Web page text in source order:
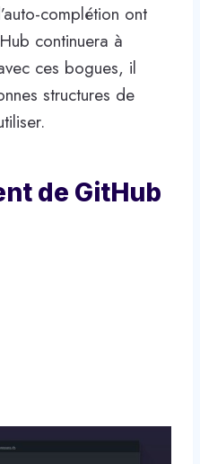
complétion ont
continuera à
ces bogues, il
structures de
de GitHub